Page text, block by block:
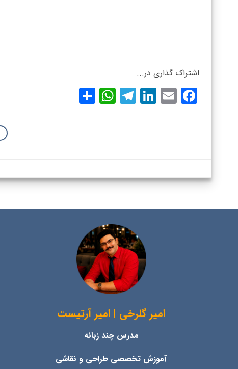
اشتراک گذاری در...
Facebook
Email
LinkedIn
Telegram
WhatsApp
امیر گلرخی | امیر آرتیست
مدرس چند زبانه
آموزش تخصصی طراحی و نقاشی